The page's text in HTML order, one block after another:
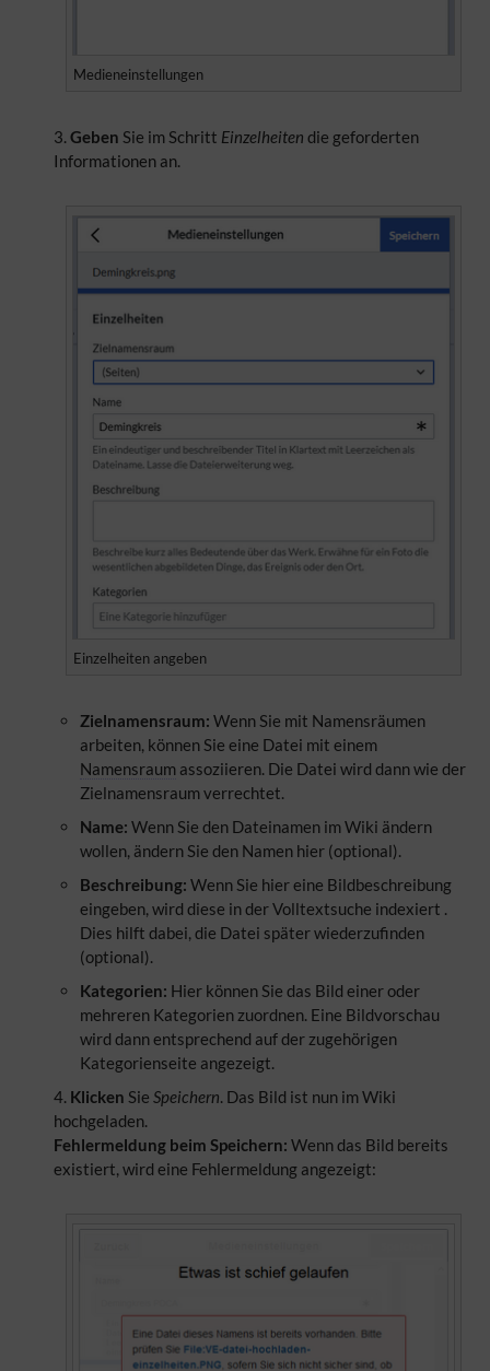
Medieneinstellungen
Geben Sie im Schritt Einzelheiten die geforderten
Informationen an.
Einzelheiten angeben
Zielnamensraum: Wenn Sie mit Namensräumen
arbeiten, können Sie eine Datei mit einem
Namensraum assoziieren. Die Datei wird dann wie der
Zielnamensraum verrechtet.
Name: Wenn Sie den Dateinamen im Wiki ändern
wollen, ändern Sie den Namen hier (optional).
Beschreibung: Wenn Sie hier eine Bildbeschreibung
eingeben, wird diese in der Volltextsuche indexiert .
Dies hilft dabei, die Datei später wiederzufinden
(optional).
Kategorien: Hier können Sie das Bild einer oder
mehreren Kategorien zuordnen. Eine Bildvorschau
wird dann entsprechend auf der zugehörigen
Kategorienseite angezeigt.
Klicken SieSpeichern. Das Bild ist nun im Wiki
hochgeladen.
Fehlermeldung beim Speichern: Wenn das Bild bereits
existiert, wird eine Fehlermeldung angezeigt: